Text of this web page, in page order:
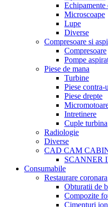
Echipamente
Microscoape
Lupe
Diverse
Compresoare si
Compresoare
Pompe
Piese de mana
Turbine
Piese contra-
Piese drepte
Intretinere
Cuple turbina
Radiologie
Diverse
CAD CAM
SCANNER
Consumabile
Restaurare coronara
Obturatii de
Compozite
Cimenturi